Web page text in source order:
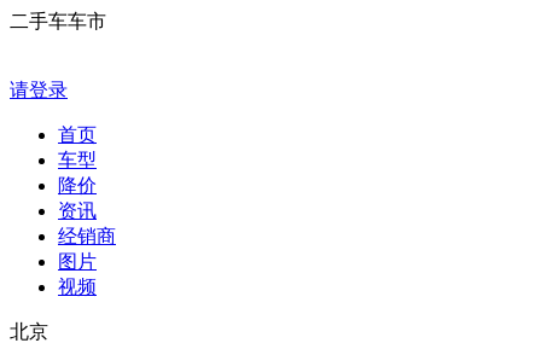
二手车车市
请登录
首页
车型
降价
资讯
经销商
图片
视频
北京